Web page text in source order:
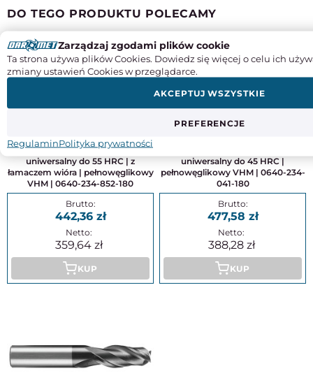
DO TEGO PRODUKTU POLECAMY
Frez 4-ostrzowy 18 mm zgrubny |
uniwersalny do 55 HRC | z
łamaczem wióra | pełnowęglikowy
VHM | 0640-234-852-180
442,36
359,64
KUP
uniwersalny do 45 HRC |
pełnowęglikowy VHM | 0640-234-
041-180
477,58
388,28
KUP
Zarządzaj zgodami plików cookie
Ta strona używa plików Cookies. Dowiedz się więcej o celu ich
zmiany ustawień Cookies w przeglądarce.
PREFERENCJE
AKCEPTUJ WSZYSTKIE
RegulaminPolityka prywatności